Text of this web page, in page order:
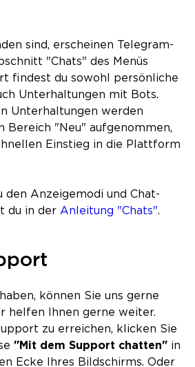
sind, erscheinen Telegram-
"Chats" des Menüs
findest du sowohl persönliche
Unterhaltungen mit Bots.
Unterhaltungen werden
Bereich "Neu" aufgenommen,
Einstieg in die Plattform
den Anzeigemodi und Chat-
du in der Anleitung "Chats".
können Sie uns gerne
helfen Ihnen gerne weiter.
zu erreichen, klicken Sie
"Mit dem Support chatten" in
Ecke Ihres Bildschirms. Oder